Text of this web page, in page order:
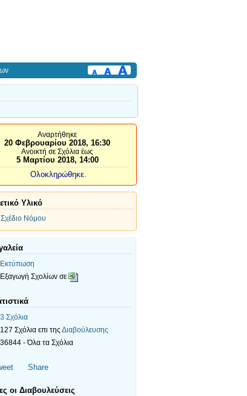
Αναρτήθηκε
20 Φεβρουαρίου 2018, 16:30
Ανοικτή σε Σχόλια έως
5 Μαρτίου 2018, 14:00
Ολοκληρώθηκε.
Υλικό
Σχέδιο Νόμου
Εκτύπωση
Εξαγωγή Σχολίων σε
3 Σχόλια
127 Σχόλια επι της Διαβούλευσης
36844 - Όλα τα Σχόλια
Share
οι Διαβουλεύσεις